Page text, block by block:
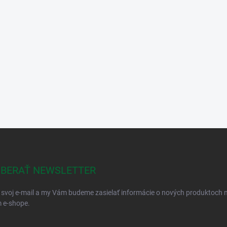
NEWSLETTER
e-mail a my Vám budeme zasielať informácie o nových produktoch
e-shope.